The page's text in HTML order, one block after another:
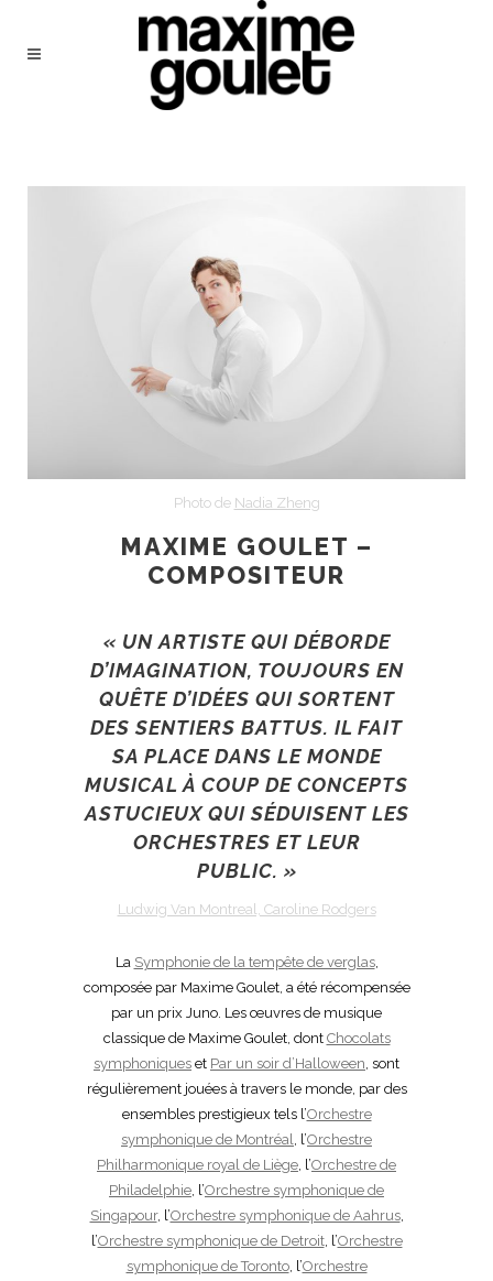
Photo de Nadia Zheng
MAXIME GOULET –
COMPOSITEUR
« UN ARTISTE QUI DÉBORDE
D’IMAGINATION, TOUJOURS EN
QUÊTE D’IDÉES QUI SORTENT
DES SENTIERS BATTUS. IL FAIT
SA PLACE DANS LE MONDE
MUSICAL À COUP DE CONCEPTS
ASTUCIEUX QUI SÉDUISENT LES
ORCHESTRES ET LEUR
PUBLIC. »
Ludwig Van Montreal, Caroline Rodgers
La Symphonie de la tempête de verglas,
composée par Maxime Goulet, a été récompensée
par un prix Juno. Les œuvres de musique
classique de Maxime Goulet, dont Chocolats
symphoniques et Par un soir d’Halloween , sont
régulièrement jouées à travers le monde, par des
ensembles prestigieux tels l’Orchestre
symphonique de Montréal , l’Orchestre
Philharmonique royal de Liège , l’Orchestre de
Philadelphie , l’Orchestre symphonique de
Singapour, l’Orchestre symphonique de Aahrus,
l’Orchestre symphonique de Detroit, l’Orchestre
symphonique de Toronto, l’Orchestre